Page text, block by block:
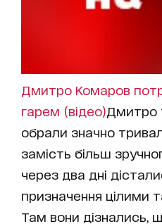
Дмитро Комаров
гарем (відео)Дмитро
обрали значно
замість більш
через два дні
призначення цілими
Там вони дізнались,